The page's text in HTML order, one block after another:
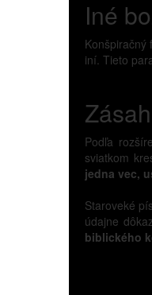
Iné
iní. Tieto
Podľa
sviatkom
jedna vec,
Staroveké
údajne
biblického